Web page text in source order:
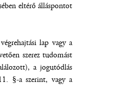
eltérő álláspontot
lap vagy a
szerez tudomást
a jogutódlás
§-a szerint, vagy a